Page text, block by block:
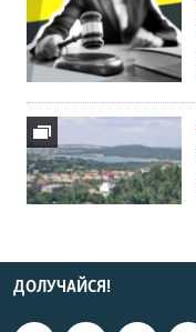
ДОЛУЧАЙСЯ!